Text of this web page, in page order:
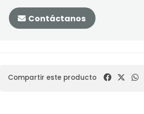
Contáctanos
Compartir este producto